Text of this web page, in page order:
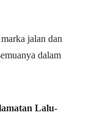
jalan dan
dalam
Lalu-